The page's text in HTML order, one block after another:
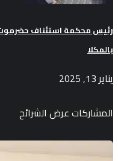
رئيس محكمة استئناف
بالمكلا
يناير 13, 2025
المشاركات عرض الشرائح